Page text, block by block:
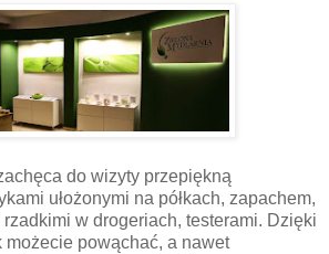
do wizyty przepiękną
ułożonymi na półkach, zapachem,
w drogeriach, testerami. Dzięki
możecie powąchać, a nawet